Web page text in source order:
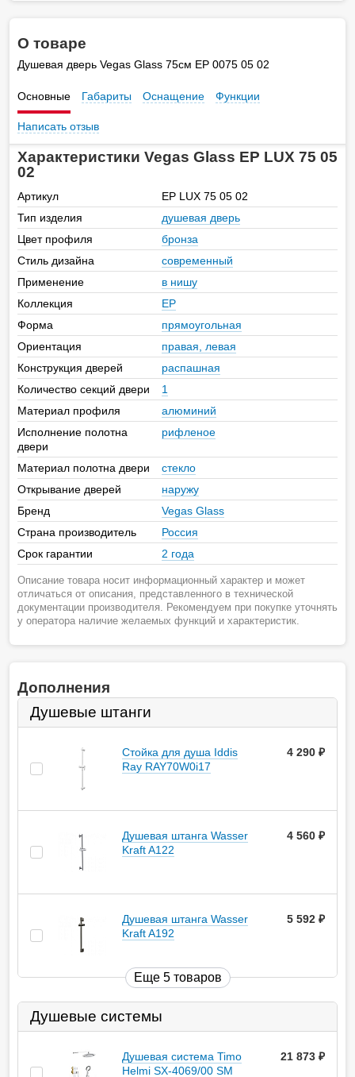
О товаре
Душевая дверь Vegas Glass 75см EP 0075 05 02
Основные Габариты Оснащение Функции
Написать отзыв
Характеристики Vegas Glass EP LUX 75 05
02
Артикул
EP LUX 75 05 02
Тип изделия
душевая дверь
Цвет профиля
бронза
Стиль дизайна
современный
Применение
в нишу
Коллекция
EP
Форма
прямоугольная
Ориентация
правая, левая
Конструкция дверей
распашная
Количество секций двери
1
Материал профиля
алюминий
Исполнение полотна
двери
рифленое
Материал полотна двери
стекло
Открывание дверей
наружу
Бренд
Vegas Glass
Страна производитель
Россия
Срок гарантии
2 года
Описание товара носит информационный характер и может
отличаться от описания, представленного в технической
документации производителя. Рекомендуем при покупке уточнять
у оператора наличие желаемых функций и характеристик.
Дополнения
Душевые штанги
Стойка для душа Iddis
Ray RAY70W0i17
4 290
Душевая штанга Wasser
Kraft A122
4 560
Душевая штанга Wasser
Kraft A192
5 592
Еще 5 товаров
Душевые системы
Душевая система Timo
Helmi SX-4069/00 SM
21 873